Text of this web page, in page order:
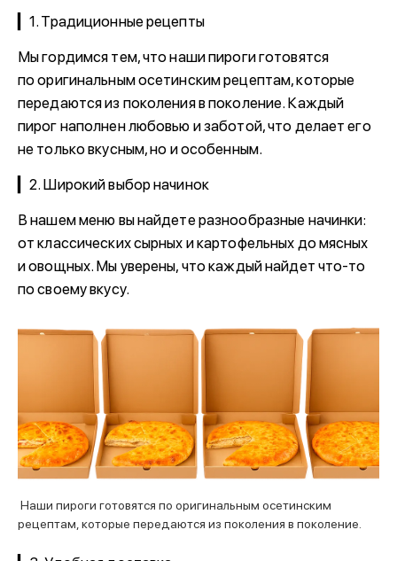
▎1. Традиционные рецепты
Мы гордимся тем, что наши пироги готовятся
по оригинальным осетинским рецептам, которые
передаются из поколения в поколение. Каждый
пирог наполнен любовью и заботой, что делает его
не только вкусным, но и особенным.
▎2. Широкий выбор начинок
В нашем меню вы найдете разнообразные начинки:
от классических сырных и картофельных до мясных
и овощных. Мы уверены, что каждый найдет что-то
по своему вкусу.
Наши пироги готовятся по оригинальным осетинским
рецептам, которые передаются из поколения в поколение.